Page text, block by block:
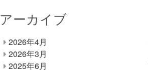
アーカイブ
2026年4月
2026年3月
2025年6月